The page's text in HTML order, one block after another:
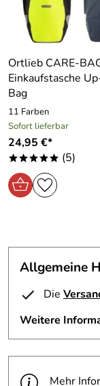
- Maße: 45 x 35.5
- Gewicht: 0.5 kg
- Farbe: storm grey
Abgebildetes
Hersteller: Eagle
Co. Cork, Ireland,
Ortlieb CARE-
Einkaufstasche
Bag
11 Farben
Sofort lieferbar
24,95 €*
***** (5)
Allgemeine
Die
Weitere
Mehr